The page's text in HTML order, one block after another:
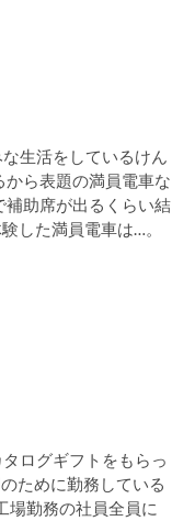
生活をしているけん
ら表題の満員電車な
補助席が出るくらい結
した満員電車は…。
ログギフトをもらっ
ために勤務している
場勤務の社員全員に